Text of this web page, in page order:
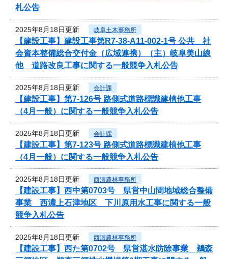
札公告
2025年8月18日更新 岐阜土木事務所
【建設工事】建設工事第R7-38-A11-002-1号 公共 社
会資本整備総合交付金（広域連携）（主）岐阜美山線
他 道路改良工事に関する一般競争入札公告
2025年8月18日更新 会計課
【建設工事】第7-126号 路側式道路標識建植他工事
（4月一般）に関する一般競争入札公告
2025年8月18日更新 会計課
【建設工事】第7-123号 路側式道路標識建植他工事
（4月一般）に関する一般競争入札公告
2025年8月18日更新 西濃農林事務所
【建設工事】西中第0703号 県営中山間地域総合整備
事業 西濃上石津地区 下川原用水工事に関する一般
競争入札公告
2025年8月18日更新 西濃農林事務所
【建設工事】西た第0702号 県営湛水防除事業 鵜森